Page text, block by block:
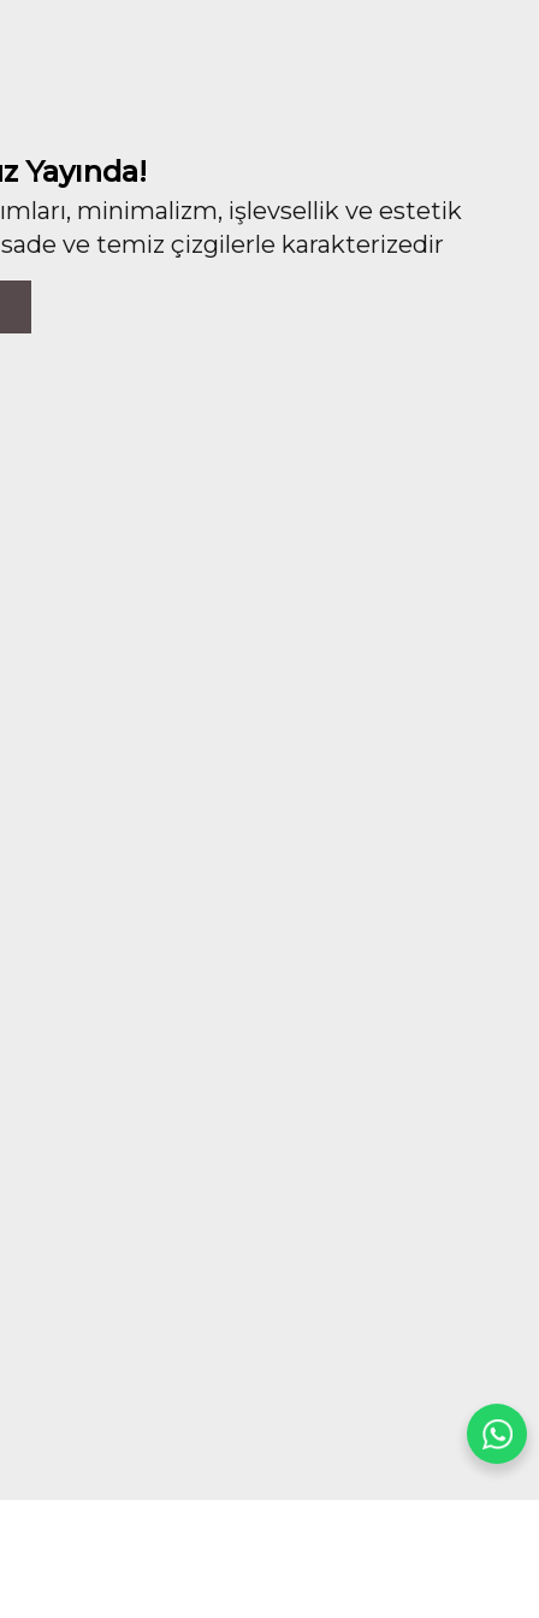
Yayında!
minimalizm, işlevsellik ve estetik
ve temiz çizgilerle karakterizedir